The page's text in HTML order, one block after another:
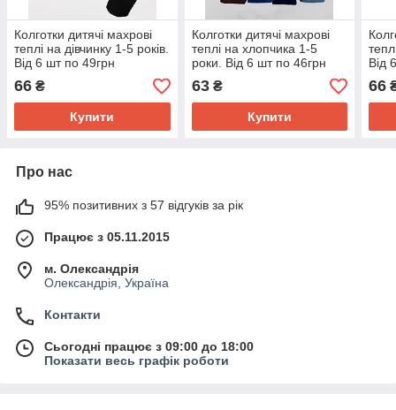
Колготки дитячі махрові
теплі на дівчинку 1-5 років.
Від 6 шт по 49грн
66 ₴
Купити
Колготки дитячі махрові
теплі на хлопчика 1-5
роки. Від 6 шт по 46грн
63₴
Купити
Від
66
Про нас
95% позитивних з 57 відгуків за рік
Працює з 05.11.2015
м. Олександрія
Олександрія, Україна
Контакти
Сьогодні працює з 09:00 до 18:00
Показати весь графік роботи